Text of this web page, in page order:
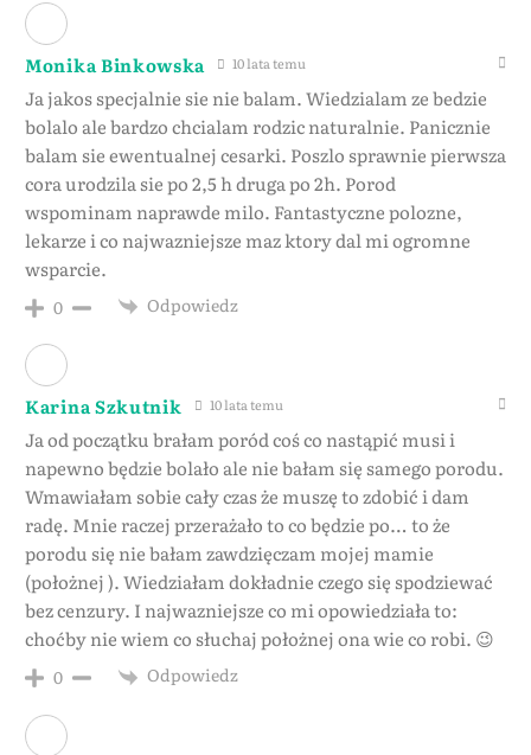
Monika Binkowska 10 lata temu
Ja jakos specjalnie sie nie balam. Wiedzialam ze bedzie
bolalo ale bardzo chcialam rodzic naturalnie. Panicznie
balam sie ewentualnej cesarki. Poszlo sprawnie pierwsza
cora urodzila sie po 2,5 h druga po 2h. Porod
wspominam naprawde milo. Fantastyczne polozne,
lekarze i co najwazniejsze maz ktory dal mi ogromne
wsparcie.
0 Odpowiedz
Karina Szkutnik 10 lata temu
Ja od początku brałam poród coś co nastąpić musi i
napewno będzie bolało ale nie bałam się samego porodu.
Wmawiałam sobie cały czas że muszę to zdobić i dam
radę. Mnie raczej przerażało to co będzie po… to że
porodu się nie bałam zawdzięczam mojej mamie
(położnej ). Wiedziałam dokładnie czego się spodziewać
bez cenzury. I najwazniejsze co mi opowiedziała to:
choćby nie wiem co słuchaj położnej ona wie co robi. 😉
0 Odpowiedz